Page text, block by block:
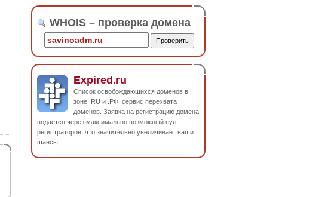
WHOIS – проверка домена
Expired.ru
Список освобождающихся доменов в
зоне .RU и .РФ, сервис перехвата
доменов. Заявка на регистрацию домена
подается через максимально возможный пул
регистраторов, что значительно увеличивает ваши
шансы.